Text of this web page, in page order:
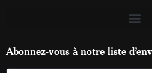
Abonnez-vous à notre liste